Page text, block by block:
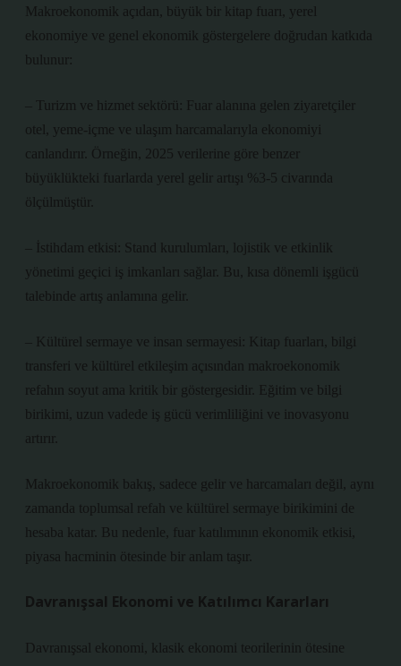
Makroekonomik açıdan, büyük bir kitap fuarı, yerel
ekonomiye ve genel ekonomik göstergelere doğrudan katkıda
bulunur:
– Turizm ve hizmet sektörü: Fuar alanına gelen ziyaretçiler
otel, yeme-içme ve ulaşım harcamalarıyla ekonomiyi
canlandırır. Örneğin, 2025 verilerine göre benzer
büyüklükteki fuarlarda yerel gelir artışı %3-5 civarında
ölçülmüştür.
– İstihdam etkisi: Stand kurulumları, lojistik ve etkinlik
yönetimi geçici iş imkanları sağlar. Bu, kısa dönemli işgücü
talebinde artış anlamına gelir.
– Kültürel sermaye ve insan sermayesi: Kitap fuarları, bilgi
transferi ve kültürel etkileşim açısından makroekonomik
refahın soyut ama kritik bir göstergesidir. Eğitim ve bilgi
birikimi, uzun vadede iş gücü verimliliğini ve inovasyonu
artırır.
Makroekonomik bakış, sadece gelir ve harcamaları değil, aynı
zamanda toplumsal refah ve kültürel sermaye birikimini de
hesaba katar. Bu nedenle, fuar katılımının ekonomik etkisi,
piyasa hacminin ötesinde bir anlam taşır.
Davranışsal Ekonomi ve Katılımcı Kararları
Davranışsal ekonomi, klasik ekonomi teorilerinin ötesine